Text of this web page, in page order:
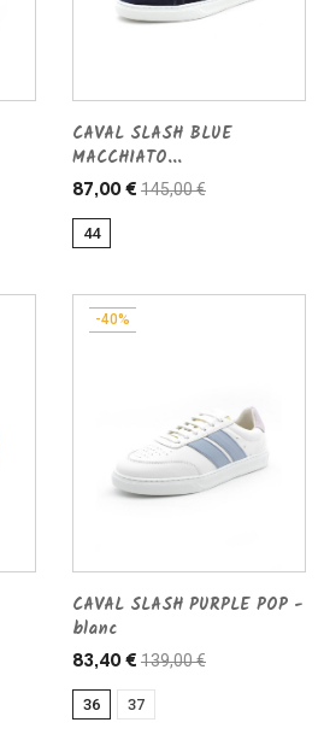
CAVAL SLASH BLUE
MACCHIATO...
87,00 € 145,00 €
44
-40%
CAVAL SLASH PURPLE POP -
blanc
83,40 € 139,00 €
36 37